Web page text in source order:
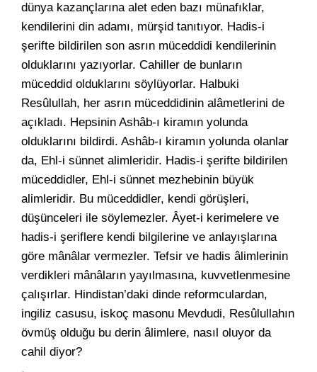
dünya kazançlarına alet eden bazı münafıklar,
kendilerini din adamı, mürşid tanıtıyor. Hadis-i
şerifte bildirilen son asrın müceddidi kendilerinin
olduklarını yazıyorlar. Cahiller de bunların
müceddid olduklarını söylüyorlar. Halbuki
Resûlullah, her asrın müceddidinin alâmetlerini de
açıkladı. Hepsinin Ashâb-ı kiramın yolunda
olduklarını bildirdi. Ashâb-ı kiramın yolunda olanlar
da, Ehl-i sünnet alimleridir. Hadis-i şerifte bildirilen
müceddidler, Ehl-i sünnet mezhebinin büyük
alimleridir. Bu müceddidler, kendi görüşleri,
düşünceleri ile söylemezler. Âyet-i kerimelere ve
hadis-i şeriflere kendi bilgilerine ve anlayışlarına
göre mânâlar vermezler. Tefsir ve hadis âlimlerinin
verdikleri mânâların yayılmasına, kuvvetlenmesine
çalışırlar. Hindistan’daki dinde reformculardan,
ingiliz casusu, iskoç masonu Mevdudi, Resûlullahın
övmüş olduğu bu derin âlimlere, nasıl oluyor da
cahil diyor?